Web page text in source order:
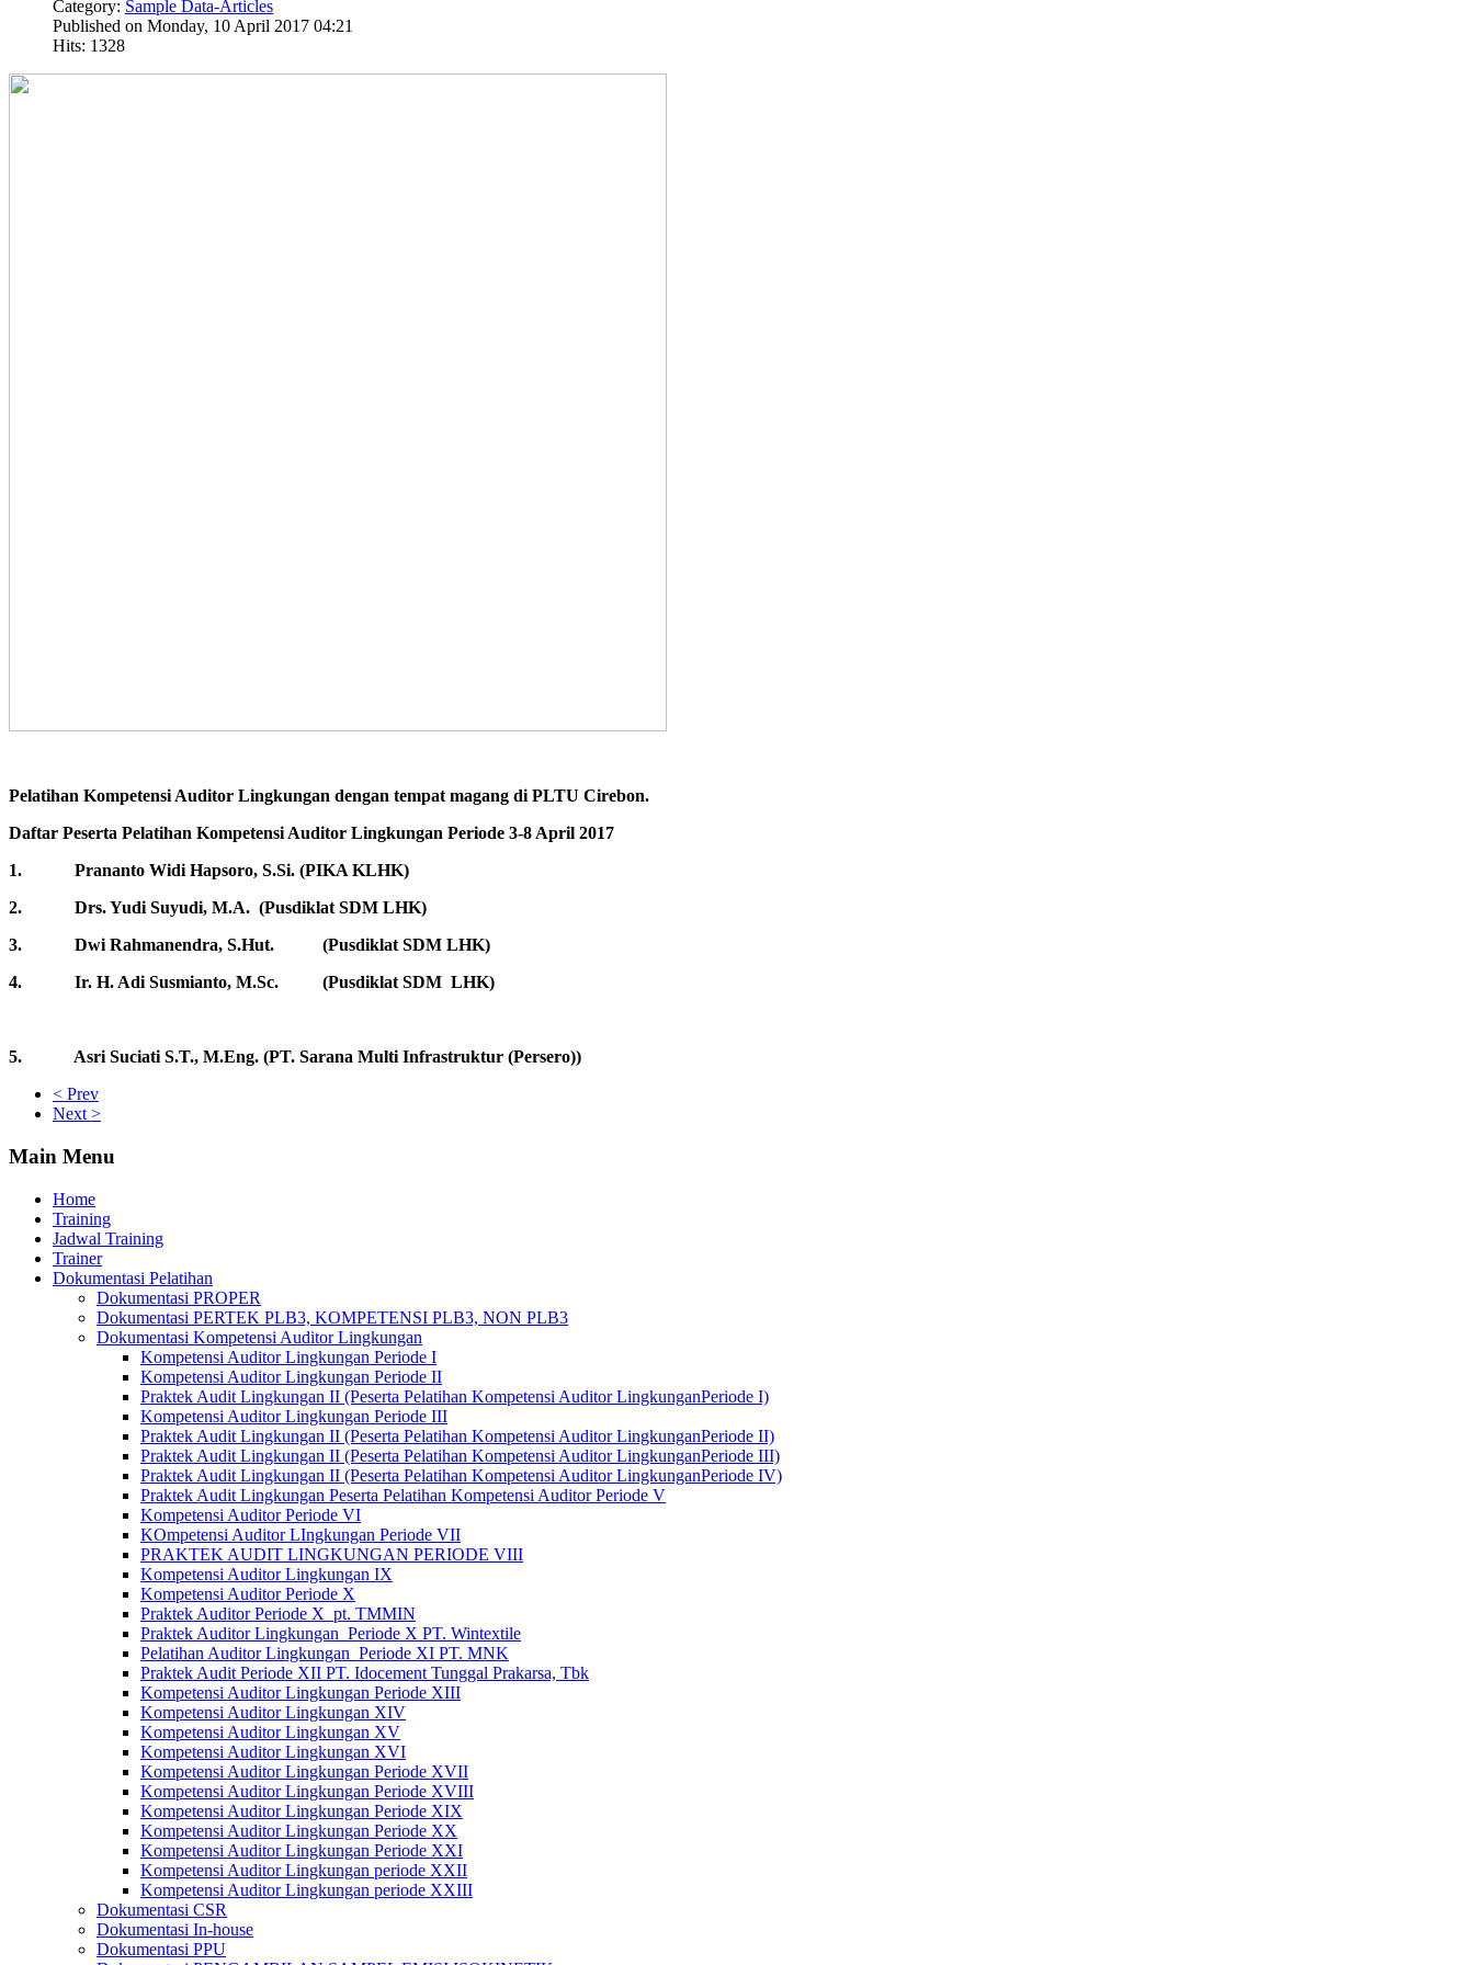
Category: Sample Data-Articles
Published on Monday, 10 April 2017 04:21
Hits: 1328
Pelatihan Kompetensi Auditor Lingkungan dengan tempat magang di PLTU Cirebon.
Daftar Peserta Pelatihan Kompetensi Auditor Lingkungan Periode 3-8 April 2017
1. Prananto Widi Hapsoro, S.Si. (PIKA KLHK)
2. Drs. Yudi Suyudi, M.A. (Pusdiklat SDM LHK)
3. Dwi Rahmanendra, S.Hut. (Pusdiklat SDM LHK)
4. Ir. H. Adi Susmianto, M.Sc. (Pusdiklat SDM LHK)
5. Asri Suciati S.T., M.Eng. (PT. Sarana Multi Infrastruktur (Persero))
< Prev
Next >
Main Menu
Home
Training
Jadwal Training
Trainer
Dokumentasi Pelatihan
Dokumentasi PROPER
Dokumentasi PERTEK PLB3, KOMPETENSI PLB3, NON PLB3
Dokumentasi Kompetensi Auditor Lingkungan
Kompetensi Auditor Lingkungan Periode I
Kompetensi Auditor Lingkungan Periode II
Praktek Audit Lingkungan II (Peserta Pelatihan Kompetensi Auditor LingkunganPeriode I)
Kompetensi Auditor Lingkungan Periode III
Praktek Audit Lingkungan II (Peserta Pelatihan Kompetensi Auditor LingkunganPeriode II)
Praktek Audit Lingkungan II (Peserta Pelatihan Kompetensi Auditor LingkunganPeriode III)
Praktek Audit Lingkungan II (Peserta Pelatihan Kompetensi Auditor LingkunganPeriode IV)
Praktek Audit Lingkungan Peserta Pelatihan Kompetensi Auditor Periode V
Kompetensi Auditor Periode VI
KOmpetensi Auditor LIngkungan Periode VII
PRAKTEK AUDIT LINGKUNGAN PERIODE VIII
Kompetensi Auditor Lingkungan IX
Kompetensi Auditor Periode X
Praktek Auditor Periode X_pt. TMMIN
Praktek Auditor Lingkungan_Periode X PT. Wintextile
Pelatihan Auditor Lingkungan_Periode XI PT. MNK
Praktek Audit Periode XII PT. Idocement Tunggal Prakarsa, Tbk
Kompetensi Auditor Lingkungan Periode XIII
Kompetensi Auditor Lingkungan XIV
Kompetensi Auditor Lingkungan XV
Kompetensi Auditor Lingkungan XVI
Kompetensi Auditor Lingkungan Periode XVII
Kompetensi Auditor Lingkungan Periode XVIII
Kompetensi Auditor Lingkungan Periode XIX
Kompetensi Auditor Lingkungan Periode XX
Kompetensi Auditor Lingkungan Periode XXI
Kompetensi Auditor Lingkungan periode XXII
Kompetensi Auditor Lingkungan periode XXIII
Dokumentasi CSR
Dokumentasi In-house
Dokumentasi PPU